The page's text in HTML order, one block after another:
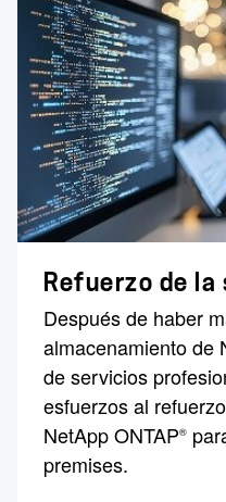
Refuerzo de la
Después de haber
almacenamiento de
de servicios
esfuerzos al
NetApp ONTAP®
premises.